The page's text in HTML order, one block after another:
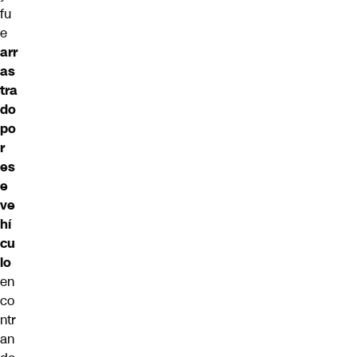
fu
e
arr
as
tra
do
po
r
es
e
ve
hí
cu
lo
en
co
ntr
an